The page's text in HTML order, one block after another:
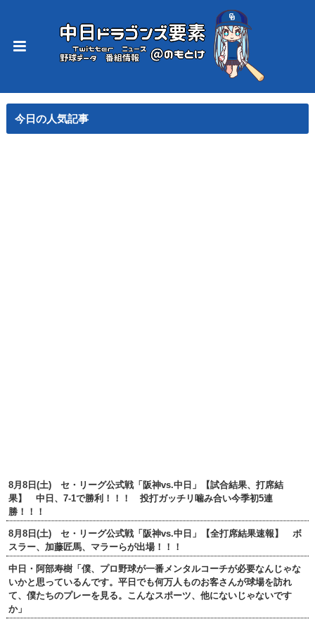
今日の人気記事
8月8日(土) セ・リーグ公式戦「阪神vs.中日」【試合結果、打席結
果】 中日、7-1で勝利！！！ 投打ガッチリ噛み合い今季初5連
勝！！！
8月8日(土) セ・リーグ公式戦「阪神vs.中日」【全打席結果速報】 ボ
スラー、加藤匠馬、マラーらが出場！！！
中日・阿部寿樹「僕、プロ野球が一番メンタルコーチが必要なんじゃな
いかと思っているんです。平日でも何万人ものお客さんが球場を訪れ
て、僕たちのプレーを見る。こんなスポーツ、他にないじゃないです
か」